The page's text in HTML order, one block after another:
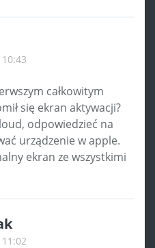
całkowitym
się ekran aktywacji?
odpowiedzieć na
urządzenie w apple.
ekran ze wszystkimi